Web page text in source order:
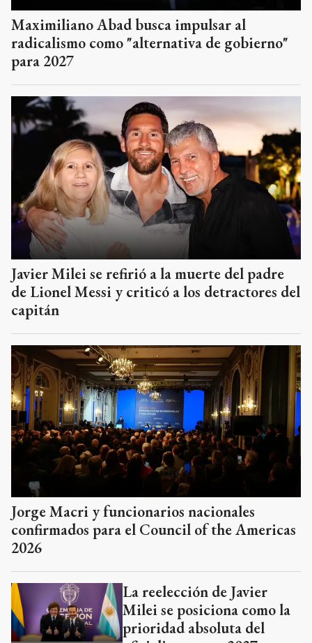
Maximiliano Abad busca impulsar al
radicalismo como "alternativa de gobierno"
para 2027
Javier Milei se refirió a la muerte del padre
de Lionel Messi y criticó a los detractores del
capitán
Jorge Macri y funcionarios nacionales
confirmados para el Council of the Americas
2026
La reelección de Javier
Milei se posiciona como la
prioridad absoluta del